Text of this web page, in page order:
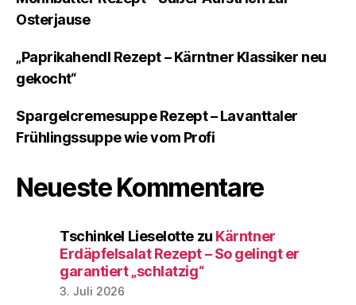
Osterjause
„Paprikahendl Rezept – Kärntner Klassiker neu
gekocht“
Spargelcremesuppe Rezept – Lavanttaler
Frühlingssuppe wie vom Profi
Neueste Kommentare
Tschinkel Lieselotte zu Kärntner
Erdäpfelsalat Rezept – So gelingt er
garantiert „schlatzig“
3. Juli 2026